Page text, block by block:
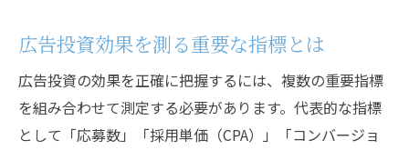
広告投資効果を測る重要な指標とは
広告投資の効果を正確に把握するには、複数の重要指標
を組み合わせて測定する必要があります。代表的な指標
として「応募数」「採用単価（CPA）」「コンバージョ